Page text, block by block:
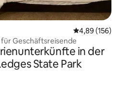
4,89 (156)
Geschäftsreisende
in der
State Park